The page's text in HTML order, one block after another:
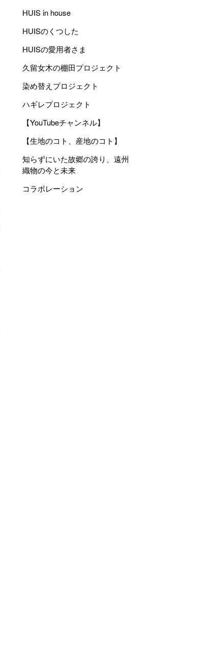
HUIS in house
HUISのくつした
HUISの愛用者さま
久留女木の棚田プロジェクト
染め替えプロジェクト
ハギレプロジェクト
【YouTubeチャンネル】
【生地のコト、産地のコト】
知らずにいた故郷の誇り、遠州
織物の今と未来
コラボレーション